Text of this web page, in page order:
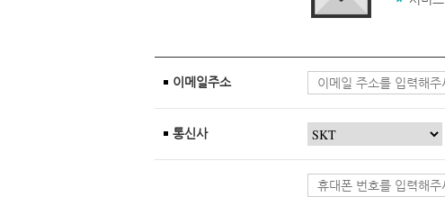
이메일주소
통신사